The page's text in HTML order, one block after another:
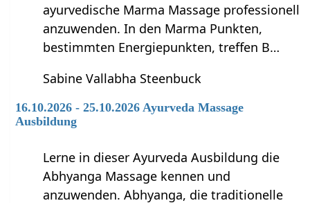
ayurvedische Marma Massage professionell
anzuwenden. In den Marma Punkten,
bestimmten Energiepunkten, treffen B…
Sabine Vallabha Steenbuck
16.10.2026 - 25.10.2026 Ayurveda Massage
Ausbildung
Lerne in dieser Ayurveda Ausbildung die
Abhyanga Massage kennen und
anzuwenden. Abhyanga, die traditionelle